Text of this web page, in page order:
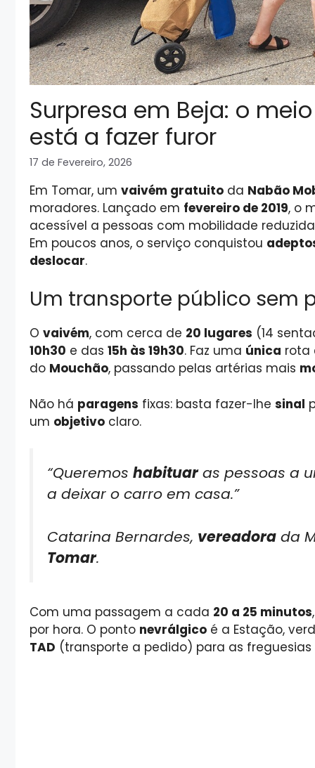
Surpresa em Beja: o
está a fazer furor
17 de Fevereiro, 2026
Em Tomar, um vaivém gratuito da Nabão
moradores. Lançado em fevereiro de 2019, o
acessível a pessoas com mobilidade
Em poucos anos, o serviço conquistou
deslocar.
Um transporte público sem
O vaivém, com cerca de 20 lugares (14
10h30 e das 15h às 19h30. Faz uma única rota
do Mouchão, passando pelas artérias mais
Não há paragens fixas: basta fazer-lhe sinal
um objetivo claro.
“Queremos habituaras pessoas a
a deixar o carro em casa.”
Catarina Bernardes, vereadora da
Tomar.
Com uma passagem a cada 20 a 25 minutos
por hora. O ponto nevrálgico é a Estação,
TAD (transporte a pedido) para as freguesias